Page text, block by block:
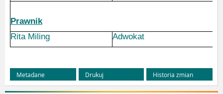
Prawnik
Rita Miling
Adwokat
Metadane Drukuj Historia zmian